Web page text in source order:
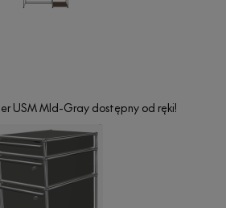
USM MId-Gray dostępny od ręki!